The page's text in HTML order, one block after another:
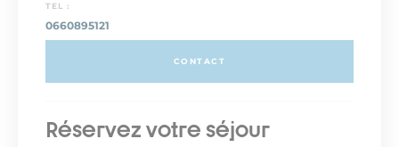
TEL :
0660895121
CONTACT
Réservez votre séjour